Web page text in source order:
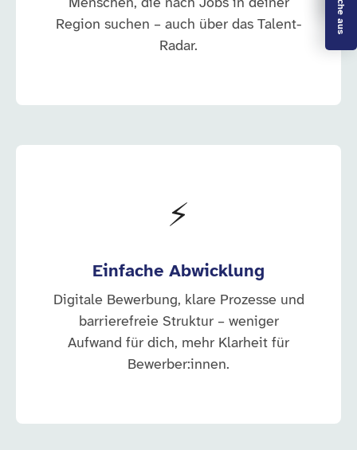
Menschen, die nach Jobs in deiner
Region suchen – auch über das Talent-
Radar.
⚡
Einfache Abwicklung
Digitale Bewerbung, klare Prozesse und
barrierefreie Struktur – weniger
Aufwand für dich, mehr Klarheit für
Bewerber:innen.